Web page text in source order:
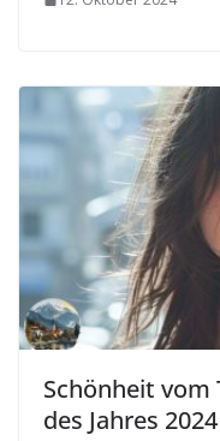
Schönheit vom
des Jahres 2024